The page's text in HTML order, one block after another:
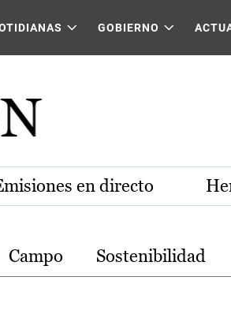
GOBIERNO
en directo
Campo Sostenibilidad